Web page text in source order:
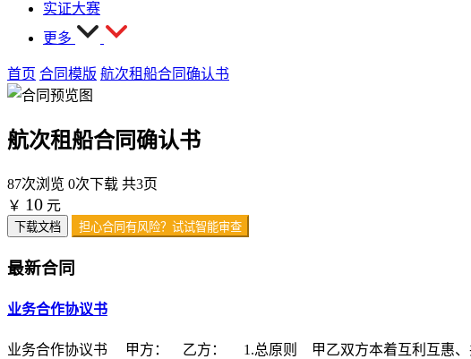
实证大赛
更多
首页 合同模版 航次租船合同确认书
航次租船合同确认书
87次浏览 0次下载 共3页
￥ 10 元
下载文档 担心合同有风险？试试智能审查
最新合同
业务合作协议书
业务合作协议书 甲方： 乙方： 1.总原则 甲乙双方本着互利互惠、